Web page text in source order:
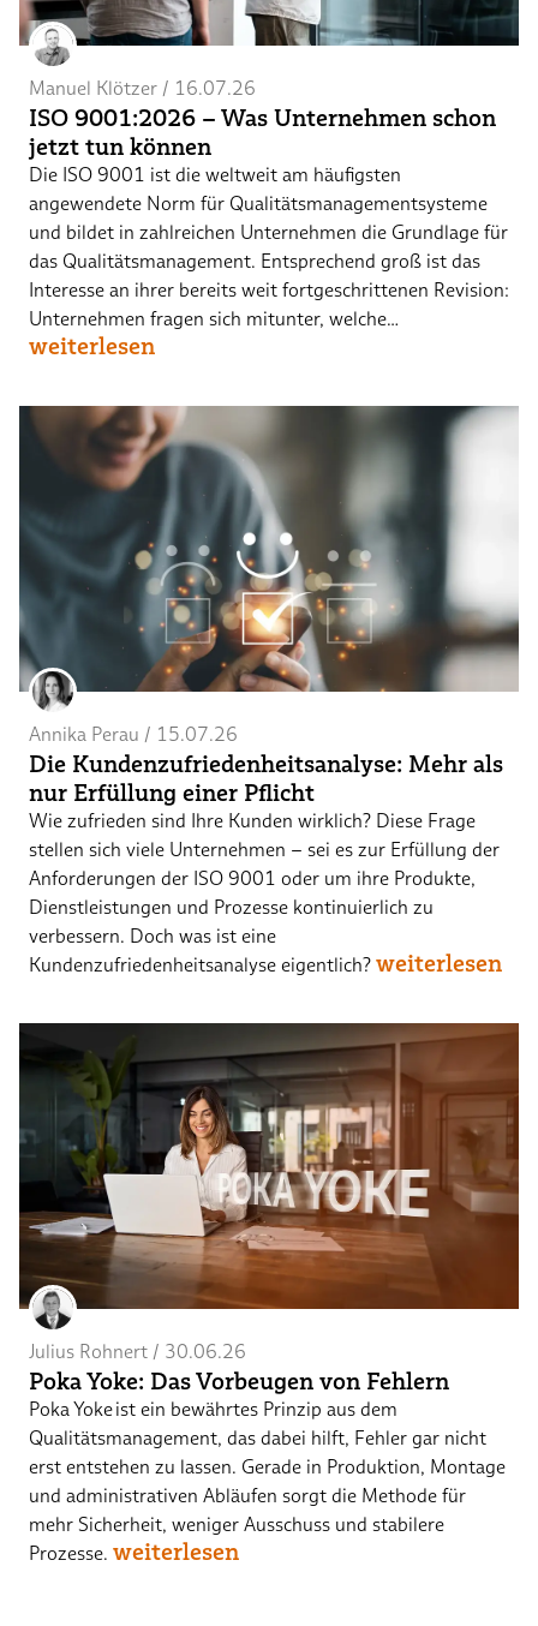
Manuel Klötzer / 16.07.26
ISO 9001:2026 – Was Unternehmen schon
jetzt tun können
Die ISO 9001 ist die weltweit am häufigsten
angewendete Norm für Qualitätsmanagementsysteme
und bildet in zahlreichen Unternehmen die Grundlage für
das Qualitätsmanagement. Entsprechend groß ist das
Interesse an ihrer bereits weit fortgeschrittenen Revision:
Unternehmen fragen sich mitunter, welche…
weiterlesen
Annika Perau / 15.07.26
Die Kundenzufriedenheitsanalyse: Mehr als
nur Erfüllung einer Pflicht
Wie zufrieden sind Ihre Kunden wirklich? Diese Frage
stellen sich viele Unternehmen – sei es zur Erfüllung der
Anforderungen der ISO 9001 oder um ihre Produkte,
Dienstleistungen und Prozesse kontinuierlich zu
verbessern. Doch was ist eine
Kundenzufriedenheitsanalyse eigentlich?weiterlesen
Julius Rohnert / 30.06.26
Poka Yoke: Das Vorbeugen von Fehlern
Poka Yoke ist ein bewährtes Prinzip aus dem
Qualitätsmanagement, das dabei hilft, Fehler gar nicht
erst entstehen zu lassen. Gerade in Produktion, Montage
und administrativen Abläufen sorgt die Methode für
mehr Sicherheit, weniger Ausschuss und stabilere
Prozesse. weiterlesen